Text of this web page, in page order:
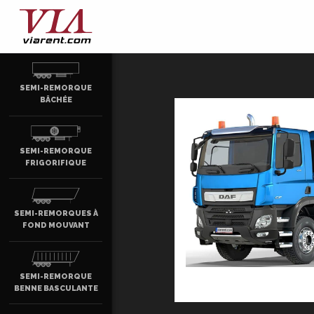
SEMI-REMORQUE
BÂCHÉE
SEMI-REMORQUE
FRIGORIFIQUE
SEMI-REMORQUES À
FOND MOUVANT
SEMI-REMORQUE
BENNE BASCULANTE